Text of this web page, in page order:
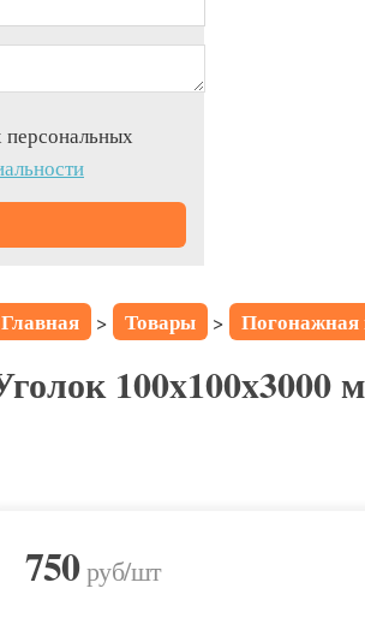
персональных
Главная > Товары > Погонажная
100x100x3000
750руб/шт